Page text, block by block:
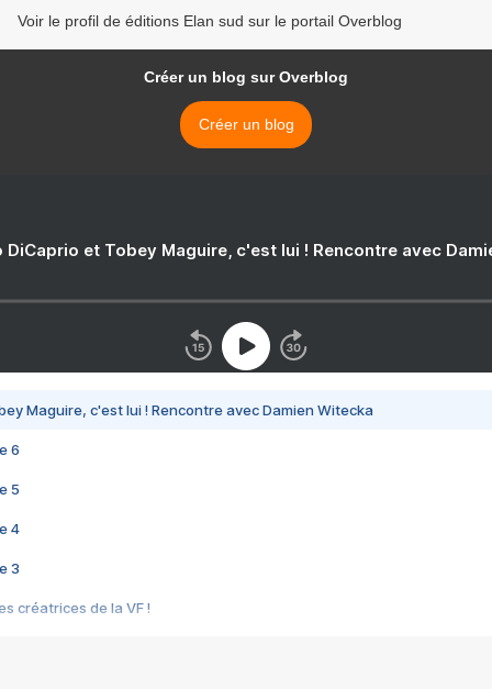
Voir le profil de éditions Elan sud sur le portail Overblog
Créer un blog sur Overblog
Créer un blog
DiCaprio et Tobey Maguire, c'est lui ! Rencontre avec
Maguire, c'est lui ! Rencontre avec Damien Witecka
6
5
4
3
créatrices de la VF !